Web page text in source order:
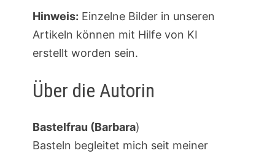
Hinweis: Einzelne Bilder in unseren
Artikeln können mit Hilfe von KI
erstellt worden sein.
Über die Autorin
Bastelfrau (Barbara)
Basteln begleitet mich seit meiner